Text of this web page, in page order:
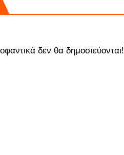
δεν θα δημοσιεύονται!